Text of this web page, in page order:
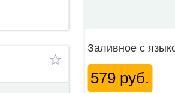
Заливное с
579 руб.